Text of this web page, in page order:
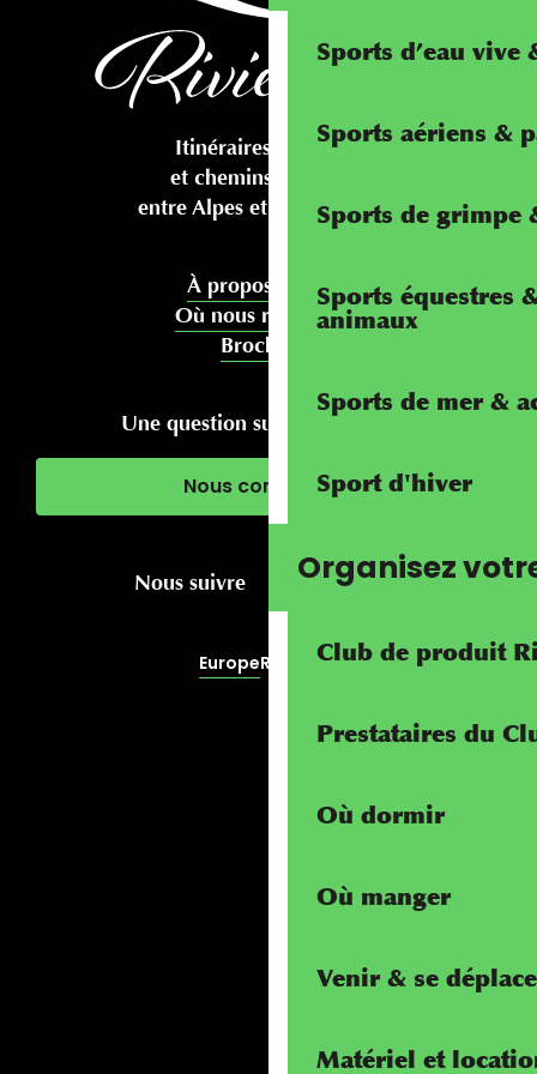
Sports d’eau vive
Sports aériens &
Sports de grimpe
Sports équestres
animaux
Sports de mer &
Sport d'hiver
Organisez
Club de produit
Prestataires du
Où dormir
Où manger
Venir & se
Matériel et
Itinéraires cyclables
et chemins pédestres
entre Alpes et Méditerranée
À propos de nous
Où nous rencontrer
Brochures
Une question sur votre séjour ?
Nous contacter
Nous suivre
EuropeRivierALP